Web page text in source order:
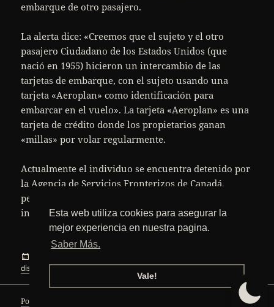
Esta web utiliza cookies para asegurar la
mejor experiencia en nuestra pagina.
Saber Más.
Vale!
embarque de otro pasajero.
La alerta dice: «Creemos que el sujeto y el otro
pasajero Ciudadano de los Estados Unidos (que
nació en 1955) hicieron un intercambio de las
tarjetas de embarque, con el sujeto usando una
tarjeta «Aeroplan» como identificación para
embarcar en el vuelo». La tarjeta «Aeroplan» es una
tarjeta de crédito donde los propietarios ganan
«millas» por volar regularmente.
Actualmente el individuo se encuentra detenido por
la Agencia de Servicios Fronterizos de Canadá,
pendiente de una investigación completa del
incidente.
disfraz
hong kong,refugiado,seguridad,vuelo 1 comentarioen
Política de privacidad